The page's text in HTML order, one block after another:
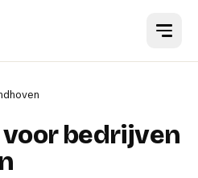
voor bedrijven